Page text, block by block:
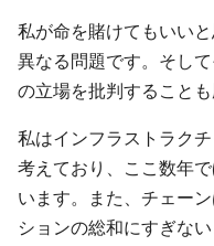
私が命を賭けてもいい
異なる問題です。そし
の立場を批判することも
私はインフラストラク
考えており、ここ数年
います。また、チェー
ションの総和にすぎな